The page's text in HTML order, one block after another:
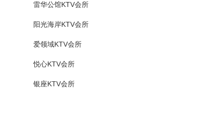
雷华公馆KTV会所
阳光海岸KTV会所
爱领域KTV会所
悦心KTV会所
银座KTV会所